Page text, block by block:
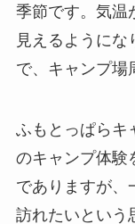
季節です。気温
見えるようにな
で、キャンプ場
ふもとっぱらキ
のキャンプ体験
でありますが、
訪れたいという